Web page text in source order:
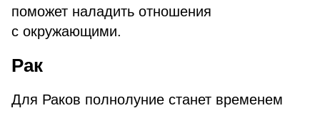
поможет наладить отношения
с окружающими.
Рак
Для Раков полнолуние станет временем